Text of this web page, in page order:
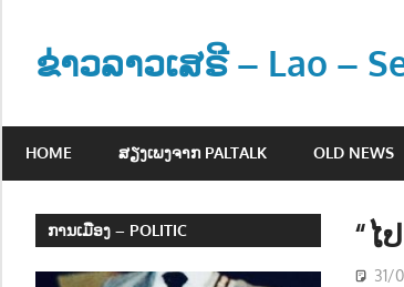
contentຂ່າວລາວເສຣີ – Lao –
ວ
ະ
HOME ສຽງເພງຈາກ PALTALK OLD NEWS
“ໄ
31/
ການເມືອງ – POLITIC